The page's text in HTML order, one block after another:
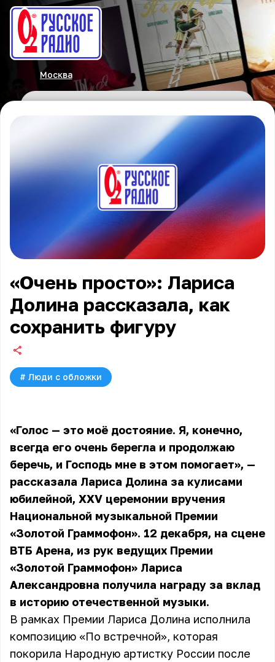
Москва
«Очень просто»: Лариса
Долина рассказала, как
сохранить фигуру
# Люди с обложки
«Голос — это моё достояние. Я, конечно,
всегда его очень берегла и продолжаю
беречь, и Господь мне в этом помогает», —
рассказала Лариса Долина за кулисами
юбилейной, XXV церемонии вручения
Национальной музыкальной Премии
«Золотой Граммофон». 12 декабря, на сцене
ВТБ Арена, из рук ведущих Премии
«Золотой Граммофон» Лариса
Александровна получила награду за вклад
в историю отечественной музыки.
В рамках Премии Лариса Долина исполнила
композицию «По встречной», которая
покорила Народную артистку России после